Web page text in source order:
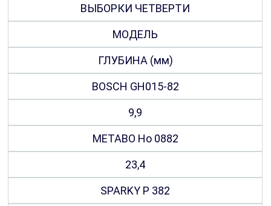
ВЫБОРКИ ЧЕТВЕРТИ
МОДЕЛЬ
ГЛУБИНА (мм)
BOSCH GH015-82
9,9
METABO Но 0882
23,4
SPARKY Р 382